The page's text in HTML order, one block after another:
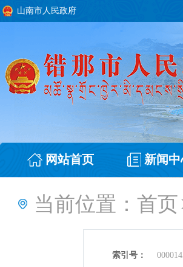
山南市人民政府
网站首页 新闻中
当前位置： 首页
索引号：